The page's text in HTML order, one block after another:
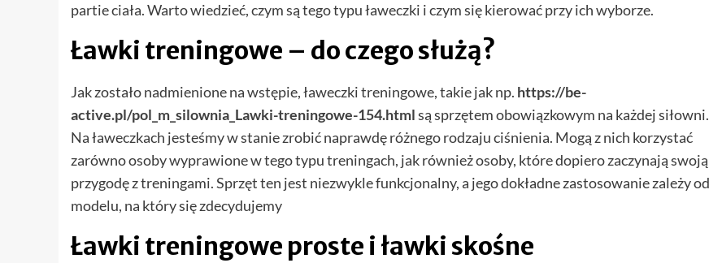
partie ciała. Warto wiedzieć, czym są tego typu ławeczki i czym się kierować przy ich wyborze.
Ławki treningowe – do czego służą?
Jak zostało nadmienione na wstępie, ławeczki treningowe, takie jak np. https://be-
active.pl/pol_m_silownia_Lawki-treningowe-154.htmlsą sprzętem obowiązkowym na każdej siłowni.
Na ławeczkach jesteśmy w stanie zrobić naprawdę różnego rodzaju ciśnienia. Mogą z nich korzystać
zarówno osoby wyprawione w tego typu treningach, jak również osoby, które dopiero zaczynają swoją
przygodę z treningami. Sprzęt ten jest niezwykle funkcjonalny, a jego dokładne zastosowanie zależy od
modelu, na który się zdecydujemy
Ławki treningowe proste i ławki skośne